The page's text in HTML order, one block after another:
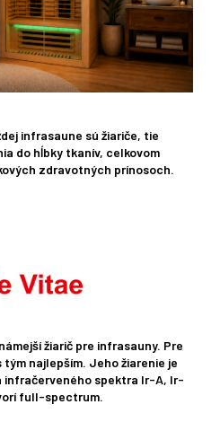
infrasaune sú žiariče, tie
do hĺbky tkanív, celkovom
zdravotných prínosoch.
žiarič pre infrasauny. Pre
najlepším. Jeho žiarenie je
spektra Ir-A, Ir-
full-spectrum.